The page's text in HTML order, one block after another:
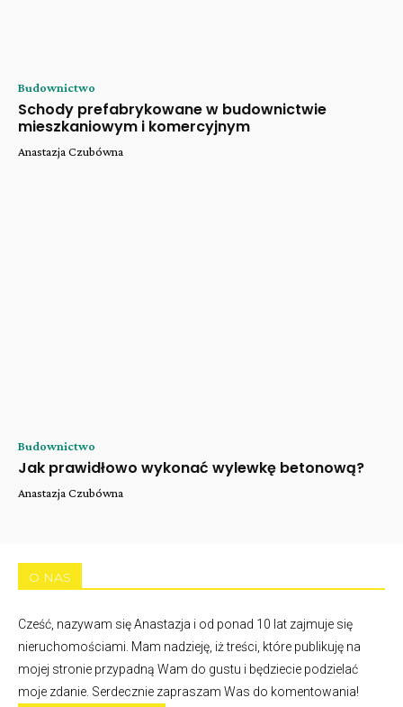
Budownictwo
Schody prefabrykowane w budownictwie
mieszkaniowym i komercyjnym
Anastazja Czubówna
Budownictwo
Jak prawidłowo wykonać wylewkę betonową?
Anastazja Czubówna
O NAS
Cześć, nazywam się Anastazja i od ponad 10 lat zajmuje się
nieruchomościami. Mam nadzieję, iż treści, które publikuję na
mojej stronie przypadną Wam do gustu i będziecie podzielać
moje zdanie. Serdecznie zapraszam Was do komentowania!